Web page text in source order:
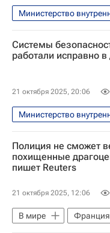
Министерство
Михаил Пиотровский
Государственный
Системы
работали исправно
21 октября 2025, 20:06
Министерство
В мире
Лувр
Полиция не сможет
похищенные
пишет Reuters
21 октября 2025, 12:06
В мире Франция